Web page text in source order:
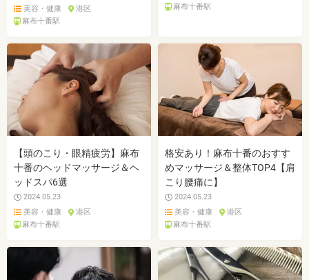
美容・健康
港区
麻布十番駅
麻布十番駅
【頭のこり・眼精疲労】麻布
十番のヘッドマッサージ＆ヘ
ッドスパ6選
2024.05.23
美容・健康
港区
麻布十番駅
格安あり！麻布十番のおすす
めマッサージ＆整体TOP4【肩
こり腰痛に】
2024.05.23
美容・健康
港区
麻布十番駅